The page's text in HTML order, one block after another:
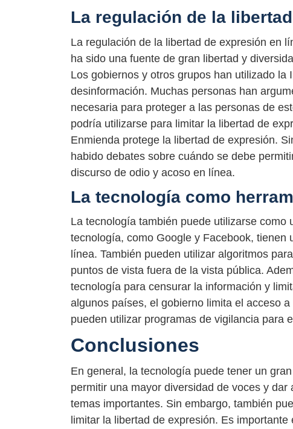
La regulación de la
La regulación de la libertad de expresión en
ha sido una fuente de gran libertad y
Los gobiernos y otros grupos han utilizado
desinformación. Muchas personas han
necesaria para proteger a las personas de
podría utilizarse para limitar la libertad de
Enmienda protege la libertad de expresión.
habido debates sobre cuándo se debe
discurso de odio y acoso en línea.
La tecnología como
La tecnología también puede utilizarse
tecnología, como Google y Facebook, tienen
línea. También pueden utilizar algoritmos
puntos de vista fuera de la vista pública.
tecnología para censurar la información y
algunos países, el gobierno limita el acceso
pueden utilizar programas de vigilancia para
Conclusiones
En general, la tecnología puede tener un
permitir una mayor diversidad de voces y
temas importantes. Sin embargo, también
limitar la libertad de expresión. Es